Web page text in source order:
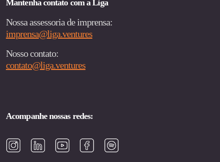
Mantenha contato com a Liga
Nossa assessoria de imprensa:
imprensa@liga.ventures
Nosso contato:
contato@liga.ventures
Acompanhe nossas redes: